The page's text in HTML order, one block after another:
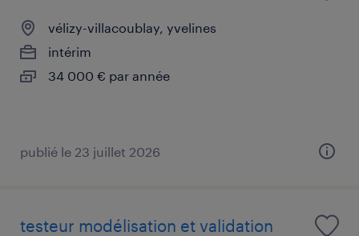
vélizy-villacoublay, yvelines
intérim
34 000 € par année
publié le 23 juillet 2026
testeur modélisation et validation